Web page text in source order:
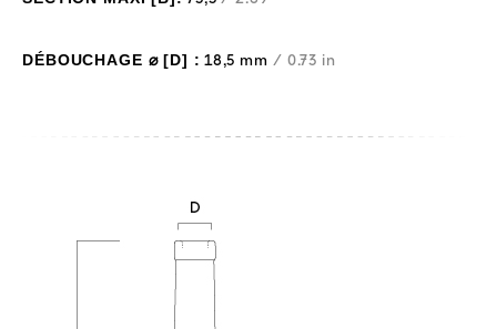
DÉBOUCHAGE ⌀ [D] : 18,5 mm / 0.73 in